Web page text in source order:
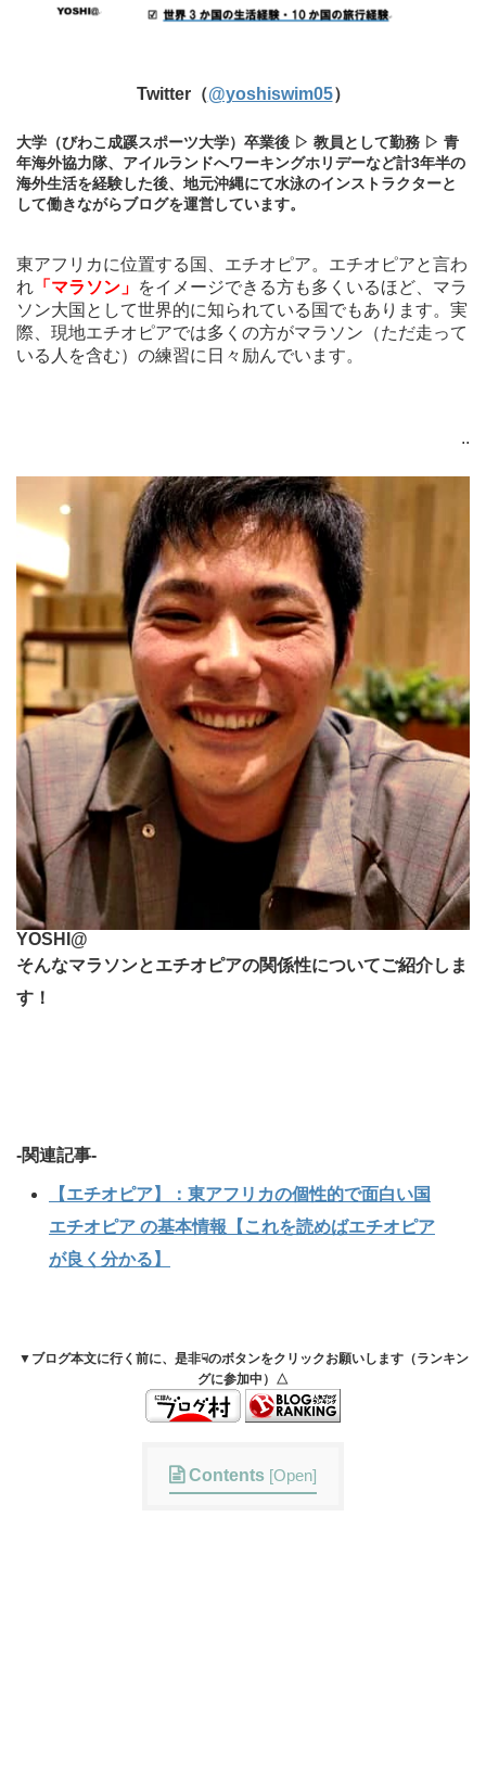
Twitter（@yoshiswim05）
大学（びわこ成蹊スポーツ大学）卒業後 ▷ 教員として勤務 ▷ 青
年海外協力隊、アイルランドへワーキングホリデーなど計3年半の
海外生活を経験した後、地元沖縄にて水泳のインストラクターと
して働きながらブログを運営しています。
東アフリカに位置する国、エチオピア。エチオピアと言わ
れ 「マラソン」 をイメージできる方も多くいるほど、マラ
ソン大国として世界的に知られている国でもあります。実
際、現地エチオピアでは多くの方がマラソン（ただ走って
いる人を含む）の練習に日々励んでいます。
..
YOSHI@
そんなマラソンとエチオピアの関係性についてご紹介しま
す！
-関連記事-
【エチオピア】：東アフリカの個性的で面白い国
エチオピア の基本情報【これを読めばエチオピア
が良く分かる】
▼ブログ本文に行く前に、是非☟のボタンをクリックお願いします（ランキン
グに参加中）△
Contents [Open]